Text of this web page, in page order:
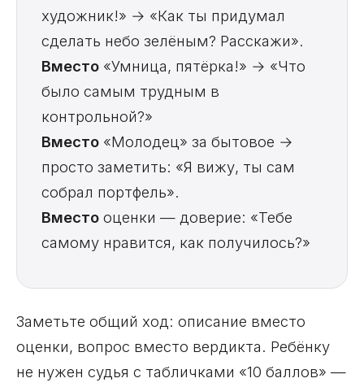
художник!» → «Как ты придумал
сделать небо зелёным? Расскажи».
Вместо «Умница, пятёрка!» → «Что
было самым трудным в
контрольной?»
Вместо «Молодец» за бытовое →
просто заметить: «Я вижу, ты сам
собрал портфель».
Вместо оценки — доверие: «Тебе
самому нравится, как получилось?»
Заметьте общий ход: описание вместо
оценки, вопрос вместо вердикта. Ребёнку
не нужен судья с табличками «10 баллов» —